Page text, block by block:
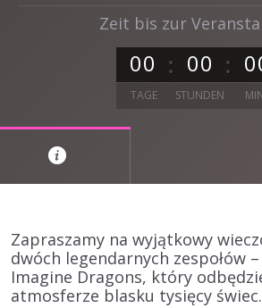
Zeit bis zur
00 00 0
TAGE STUNDEN
Zapraszamy na wyjątkowy
dwóch legendarnych zespołów
Imagine Dragons, który
atmosferze blasku tysięcy świec.